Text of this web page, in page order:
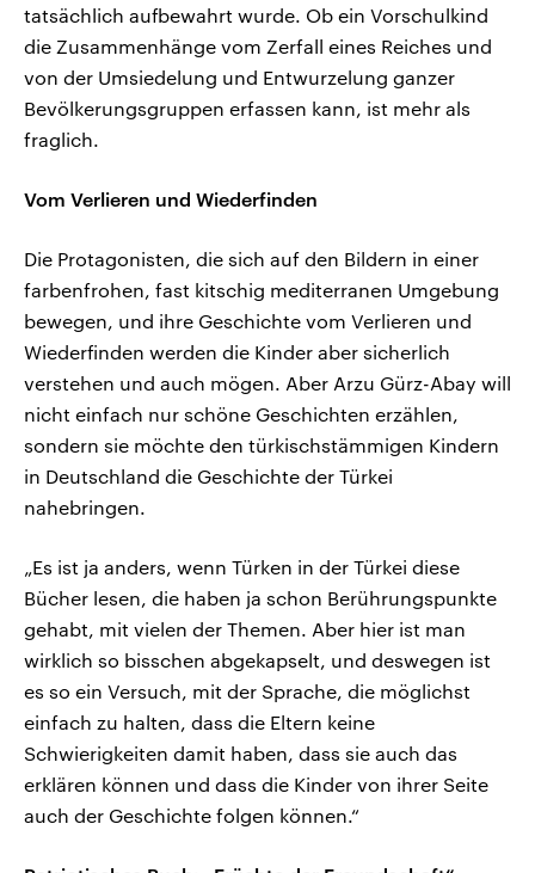
tatsächlich aufbewahrt wurde. Ob ein Vorschulkind
die Zusammenhänge vom Zerfall eines Reiches und
von der Umsiedelung und Entwurzelung ganzer
Bevölkerungsgruppen erfassen kann, ist mehr als
fraglich.
Vom Verlieren und Wiederfinden
Die Protagonisten, die sich auf den Bildern in einer
farbenfrohen, fast kitschig mediterranen Umgebung
bewegen, und ihre Geschichte vom Verlieren und
Wiederfinden werden die Kinder aber sicherlich
verstehen und auch mögen. Aber Arzu Gürz-Abay will
nicht einfach nur schöne Geschichten erzählen,
sondern sie möchte den türkischstämmigen Kindern
in Deutschland die Geschichte der Türkei
nahebringen.
„Es ist ja anders, wenn Türken in der Türkei diese
Bücher lesen, die haben ja schon Berührungspunkte
gehabt, mit vielen der Themen. Aber hier ist man
wirklich so bisschen abgekapselt, und deswegen ist
es so ein Versuch, mit der Sprache, die möglichst
einfach zu halten, dass die Eltern keine
Schwierigkeiten damit haben, dass sie auch das
erklären können und dass die Kinder von ihrer Seite
auch der Geschichte folgen können.“